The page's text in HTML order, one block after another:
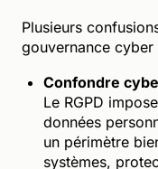
Plusieurs
gouvernance cyber
Confondre
Le RGPD
données
un périmètre
systèmes,